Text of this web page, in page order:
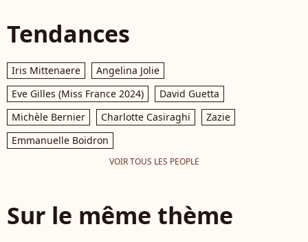
Tendances
Iris Mittenaere
Angelina Jolie
Eve Gilles (Miss France 2024)
David Guetta
Michèle Bernier
Charlotte Casiraghi
Zazie
Emmanuelle Boidron
VOIR TOUS LES PEOPLE
Sur le même thème